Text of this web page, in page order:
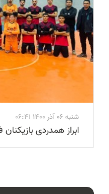
شنبه 06 آذر 1400 06:41
ابراز همدردی